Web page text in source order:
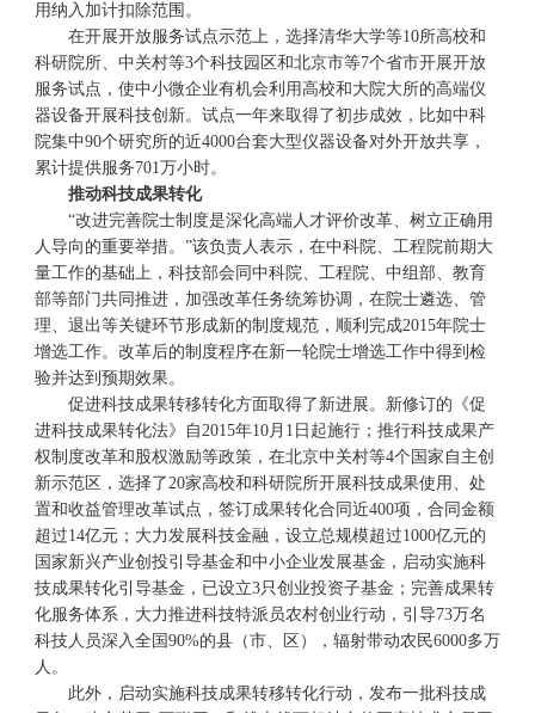
用纳入加计扣除范围。
在开展开放服务试点示范上，选择清华大学等10所高校和
科研院所、中关村等3个科技园区和北京市等7个省市开展开放
服务试点，使中小微企业有机会利用高校和大院大所的高端仪
器设备开展科技创新。试点一年来取得了初步成效，比如中科
院集中90个研究所的近4000台套大型仪器设备对外开放共享，
累计提供服务701万小时。
推动科技成果转化
“改进完善院士制度是深化高端人才评价改革、树立正确用
人导向的重要举措。”该负责人表示，在中科院、工程院前期大
量工作的基础上，科技部会同中科院、工程院、中组部、教育
部等部门共同推进，加强改革任务统筹协调，在院士遴选、管
理、退出等关键环节形成新的制度规范，顺利完成2015年院士
增选工作。改革后的制度程序在新一轮院士增选工作中得到检
验并达到预期效果。
促进科技成果转移转化方面取得了新进展。新修订的《促
进科技成果转化法》自2015年10月1日起施行；推行科技成果产
权制度改革和股权激励等政策，在北京中关村等4个国家自主创
新示范区，选择了20家高校和科研院所开展科技成果使用、处
置和收益管理改革试点，签订成果转化合同近400项，合同金额
超过14亿元；大力发展科技金融，设立总规模超过1000亿元的
国家新兴产业创投引导基金和中小企业发展基金，启动实施科
技成果转化引导基金，已设立3只创业投资子基金；完善成果转
化服务体系，大力推进科技特派员农村创业行动，引导73万名
科技人员深入全国90%的县（市、区），辐射带动农民6000多万
人。
此外，启动实施科技成果转移转化行动，发布一批科技成